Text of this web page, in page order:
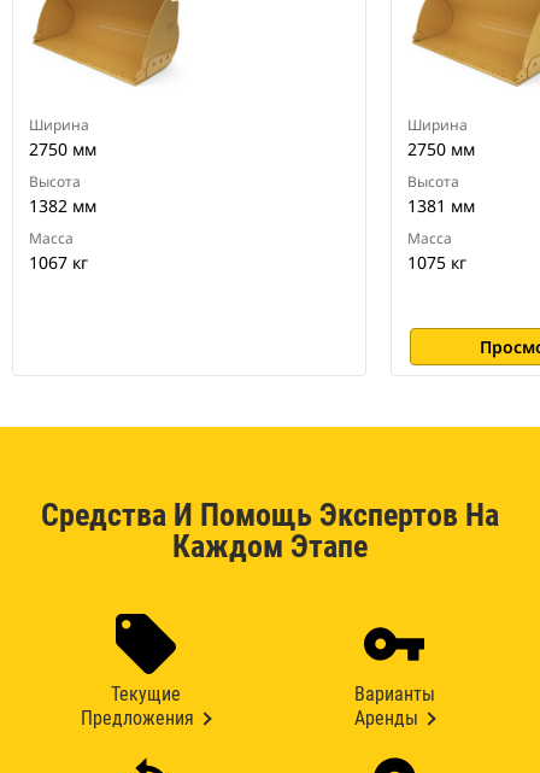
Ширина
2750 мм
Высота
1382 мм
Масса
1067 кг
Ширина
2750 мм
Высота
1381 мм
Масса
1075 кг
Средства И Помощь Экспертов На
Каждом Этапе
Текущие
Предложения
Варианты
Аренды